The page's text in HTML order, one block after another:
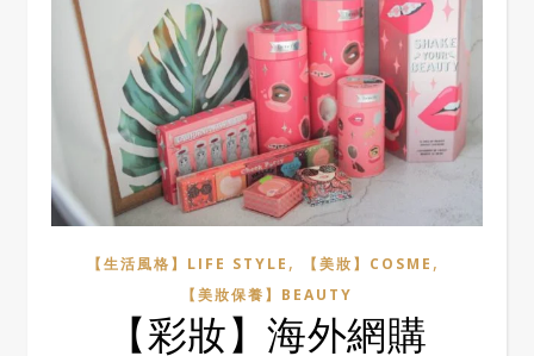
【生活風格】LIFE STYLE , 【美妝】COSME ,
【美妝保養】BEAUTY
【彩妝】海外網購